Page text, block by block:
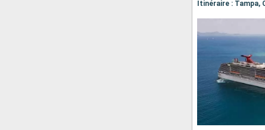
Itinéraire : Tampa,